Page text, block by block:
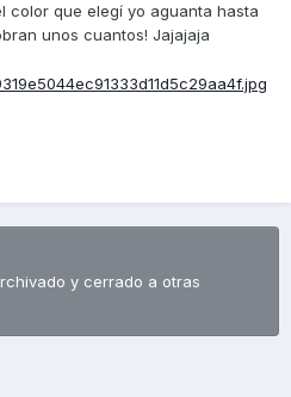
color que elegí yo aguanta hasta
unos cuantos! Jajajaja
y cerrado a otras